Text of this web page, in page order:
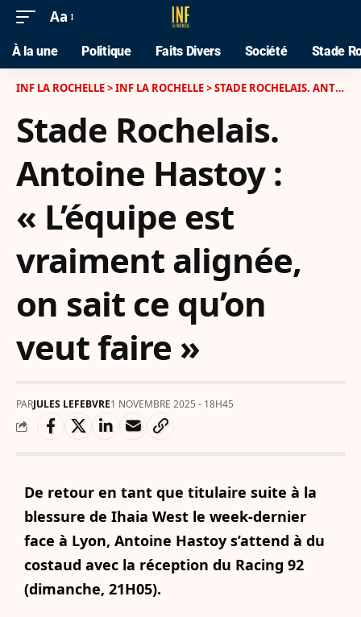
Aa
À la une Politique Faits Divers Société Stade
INF LA ROCHELLE>INF LA ROCHELLE>STADE ROCHELAIS. ANTOINE HASTOY : « L’ÉQUIPE EST VRAIMENT ALIGNÉE, ON SAIT CE QU’ON VEUT FAIRE »
Stade Rochelais.
Antoine Hastoy :
« L’équipe est
vraiment alignée,
on sait ce qu’on
veut faire »
PARJULES LEFEBVRE1 NOVEMBRE 2025 - 18H45
De retour en tant que titulaire suite à la
blessure de Ihaia West le week-dernier
face à Lyon, Antoine Hastoy s’attend à du
costaud avec la réception du Racing 92
(dimanche, 21H05).